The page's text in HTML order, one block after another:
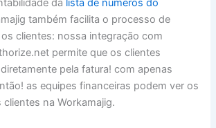
da lista de números do
também facilita o processo de
clientes: nossa integração com
permite que os clientes
pela fatura! com apenas
as equipes financeiras podem ver os
na Workamajig.